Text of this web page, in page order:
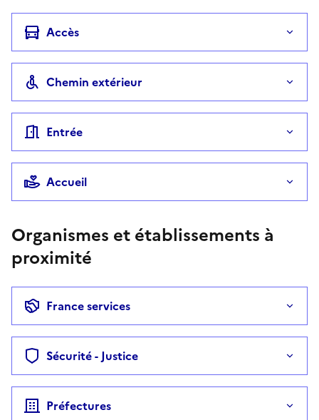
Accès
Chemin extérieur
Entrée
Accueil
Organismes et établissements à
proximité
France services
Sécurité - Justice
Préfectures